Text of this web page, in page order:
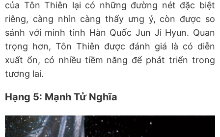
của Tôn Thiên lại có những đường nét đặc biệt
riêng, càng nhìn càng thấy ưng ý, còn được so
sánh với minh tinh Hàn Quốc Jun Ji Hyun. Quan
trọng hơn, Tôn Thiên được đánh giá là có diễn
xuất ổn, có nhiều tiềm năng để phát triển trong
tương lai.
Hạng 5: Mạnh Tử Nghĩa